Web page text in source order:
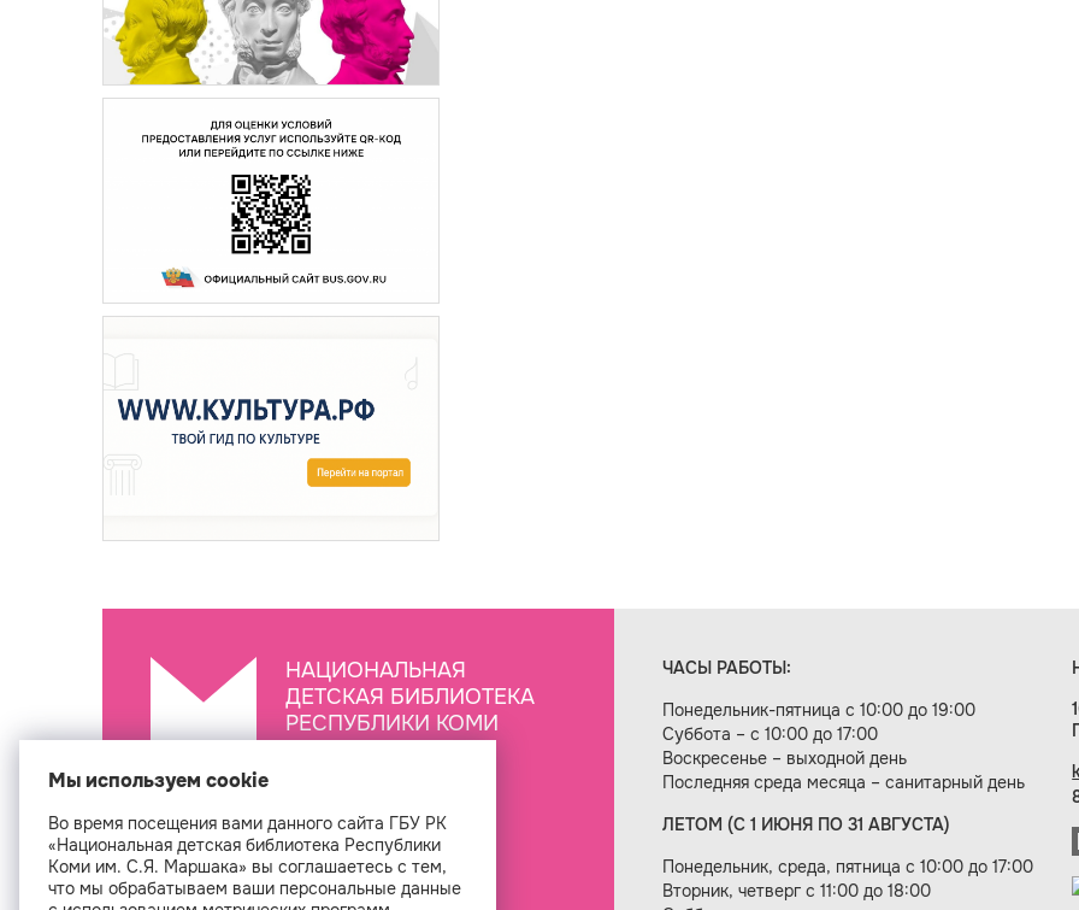
НАЦИОНАЛЬНАЯ
ДЕТСКАЯ БИБЛИОТЕКА
РЕСПУБЛИКИ КОМИ
ЧАСЫ РАБОТЫ:
Понедельник-пятница с 10:00 до 19:00
Суббота – с 10:00 до 17:00
Воскресенье – выходной день
Последняя среда месяца – санитарный день
ЛЕТОМ (С 1 ИЮНЯ ПО 31 АВГУСТА)
Понедельник, среда, пятница с 10:00 до 17:00
Вторник, четверг с 11:00 до 18:00
Создание сайта — веб-студия «Цифровой век»
Мы используем cookie
Во время посещения вами данного сайта ГБУ РК
«Национальная детская библиотека Республики
Коми им. С.Я. Маршака» вы соглашаетесь с тем,
что мы обрабатываем ваши персональные данные